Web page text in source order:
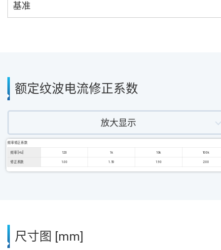
基准
额定纹波电流修正系数
放大显示
频率修正系数
频率 [Hz] 120 1k 10k 100k
修正系数 1.00 1.50 1.90 2.00
尺寸图 [mm]